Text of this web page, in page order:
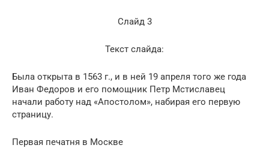
Слайд 3
Текст слайда:
Была открыта в 1563 г., и в ней 19 апреля того же года
Иван Федоров и его помощник Петр Мстиславец
начали работу над «Апостолом», набирая его первую
страницу.
Первая печатня в Москве